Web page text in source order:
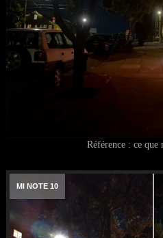
Référence : ce que
MI NOTE 10